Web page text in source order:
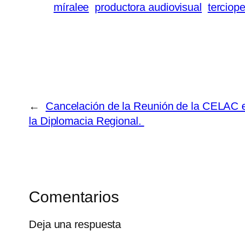
míralee productora audiovisual
←
Cancelación de la Reunión de la CELAC
la Diplomacia Regional.
Comentarios
Deja una respuesta